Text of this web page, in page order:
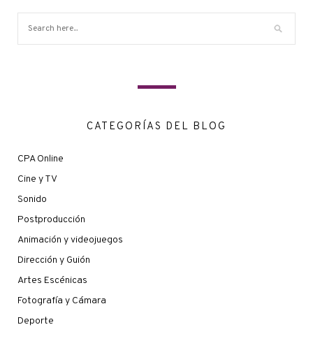
CATEGORÍAS DEL BLOG
CPA Online
Cine y TV
Sonido
Postproducción
Animación y videojuegos
Dirección y Guión
Artes Escénicas
Fotografía y Cámara
Deporte